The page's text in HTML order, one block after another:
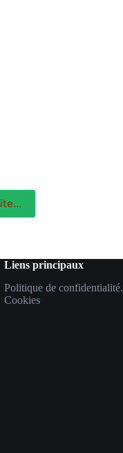
Liens principaux
Politique de confidentialité.
Cookies